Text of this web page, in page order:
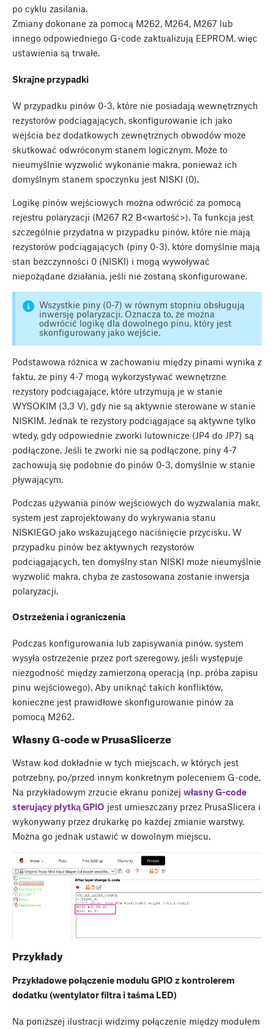
po cyklu zasilania.
Zmiany dokonane za pomocą M262, M264, M267 lub
innego odpowiedniego G-code zaktualizują EEPROM, więc
ustawienia są trwałe.
Skrajne przypadki
W przypadku pinów 0-3, które nie posiadają wewnętrznych
rezystorów podciągających, skonfigurowanie ich jako
wejścia bez dodatkowych zewnętrznych obwodów może
skutkować odwróconym stanem logicznym. Może to
nieumyślnie wyzwolić wykonanie makra, ponieważ ich
domyślnym stanem spoczynku jest NISKI (0).
Logikę pinów wejściowych można odwrócić za pomocą
rejestru polaryzacji (M267 R2 B<wartość>). Ta funkcja jest
szczególnie przydatna w przypadku pinów, które nie mają
rezystorów podciągających (piny 0-3), które domyślnie mają
stan bezczynności 0 (NISKI) i mogą wywoływać
niepożądane działania, jeśli nie zostaną skonfigurowane.
Wszystkie piny (0-7) w równym stopniu obsługują
inwersję polaryzacji. Oznacza to, że można
odwrócić logikę dla dowolnego pinu, który jest
skonfigurowany jako wejście.
Podstawowa różnica w zachowaniu między pinami wynika z
faktu, że piny 4-7 mogą wykorzystywać wewnętrzne
rezystory podciągające, które utrzymują je w stanie
WYSOKIM (3,3 V), gdy nie są aktywnie sterowane w stanie
NISKIM. Jednak te rezystory podciągające są aktywne tylko
wtedy, gdy odpowiednie zworki lutownicze (JP4 do JP7) są
podłączone. Jeśli te zworki nie są podłączone, piny 4-7
zachowują się podobnie do pinów 0-3, domyślnie w stanie
pływającym.
Podczas używania pinów wejściowych do wyzwalania makr,
system jest zaprojektowany do wykrywania stanu
NISKIEGO jako wskazującego naciśnięcie przycisku. W
przypadku pinów bez aktywnych rezystorów
podciągających, ten domyślny stan NISKI może nieumyślnie
wyzwolić makra, chyba że zastosowana zostanie inwersja
polaryzacji.
Ostrzeżenia i ograniczenia
Podczas konfigurowania lub zapisywania pinów, system
wysyła ostrzeżenie przez port szeregowy, jeśli występuje
niezgodność między zamierzoną operacją (np. próba zapisu
pinu wejściowego). Aby uniknąć takich konfliktów,
konieczne jest prawidłowe skonfigurowanie pinów za
pomocą M262.
Własny G-code w PrusaSlicerze
Wstaw kod dokładnie w tych miejscach, w których jest
potrzebny, po/przed innym konkretnym poleceniem G-code.
Na przykładowym zrzucie ekranu poniżej własny G-code
sterujący płytką GPIO jest umieszczany przez PrusaSlicera i
wykonywany przez drukarkę po każdej zmianie warstwy.
Można go jednak ustawić w dowolnym miejscu.
Przykłady
Przykładowe połączenie modułu GPIO z kontrolerem
dodatku (wentylator filtra i taśma LED)
Na poniższej ilustracji widzimy połączenie między modułem